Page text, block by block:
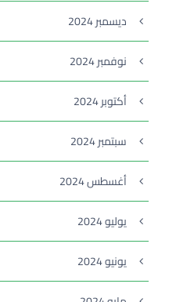
ديسمبر 2024
نوفمبر 2024
أكتوبر 2024
سبتمبر 2024
أغسطس 2024
يوليو 2024
يونيو 2024